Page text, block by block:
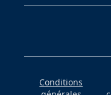
Conditions